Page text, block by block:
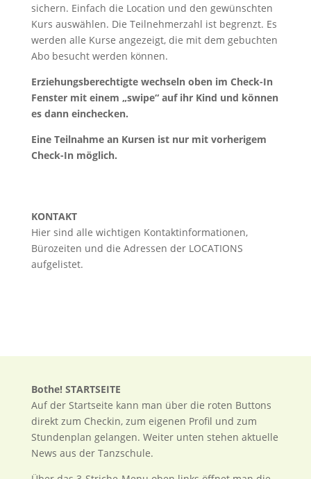
sichern. Einfach die Location und den gewünschten
Kurs auswählen. Die Teilnehmerzahl ist begrenzt. Es
werden alle Kurse angezeigt, die mit dem gebuchten
Abo besucht werden können.
Erziehungsberechtigte wechseln oben im Check-In
Fenster mit einem „swipe“ auf ihr Kind und können
es dann einchecken.
Eine Teilnahme an Kursen ist nur mit vorherigem
Check-In möglich.
KONTAKT
Hier sind alle wichtigen Kontaktinformationen,
Bürozeiten und die Adressen der LOCATIONS
aufgelistet.
Bothe! STARTSEITE
Auf der Startseite kann man über die roten Buttons
direkt zum Checkin, zum eigenen Profil und zum
Stundenplan gelangen. Weiter unten stehen aktuelle
News aus der Tanzschule.